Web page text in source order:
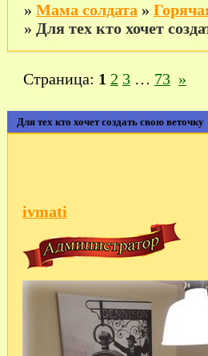
» Мама солдата »
» Для тех кто хочет
Для тех кто хочет создать свою веточку
Страница: 1 2 3 … 73 »
ivmati